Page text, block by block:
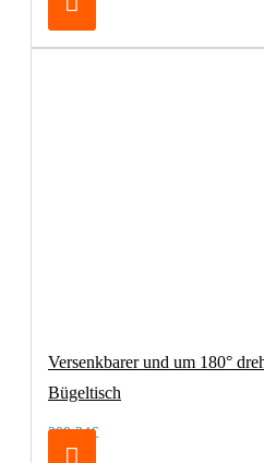
Versenkbarer und um 180°
Bügeltisch
209,24€